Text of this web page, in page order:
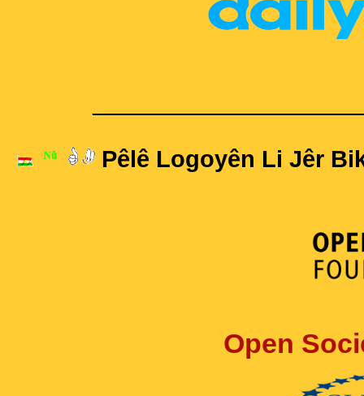
Pêlê Logoyên Li Jêr
Open